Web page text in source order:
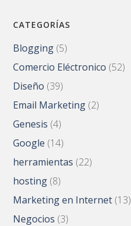
CATEGORÍAS
Blogging (5)
Comercio Eléctronico (52)
Diseño (39)
Email Marketing (2)
Genesis (4)
Google (14)
herramientas (22)
hosting (8)
Marketing en Internet (13)
Negocios (3)